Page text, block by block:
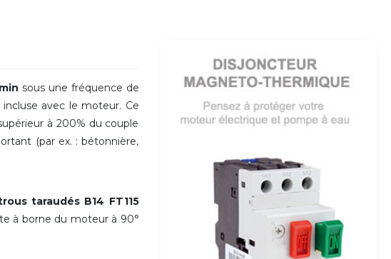
sous une fréquence de
avec le moteur. Ce
à 200% du couple
(par ex. : bétonnière,
taraudés B14 FT115
à borne du moteur à 90°